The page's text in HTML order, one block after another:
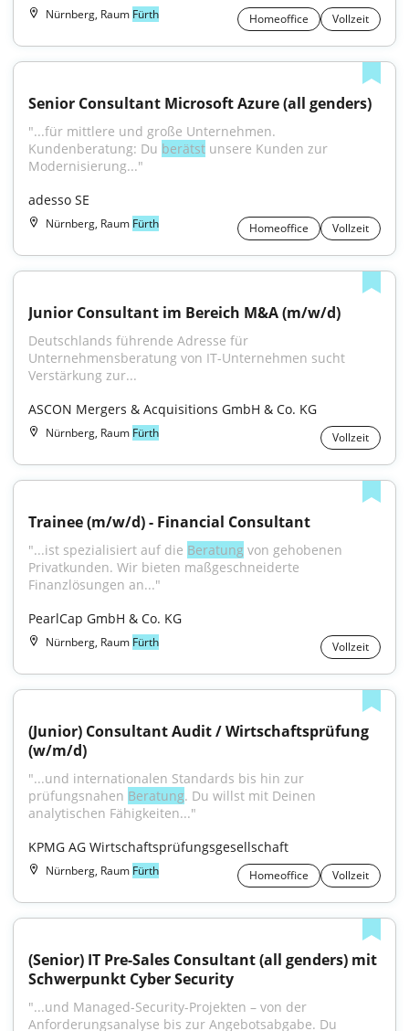
Nürnberg, Raum Fürth Homeoffice Vollzeit
Senior Consultant Microsoft Azure (all genders)
"...für mittlere und große Unternehmen.
Kundenberatung: Du berätst unsere Kunden zur
Modernisierung..."
adesso SE
Nürnberg, Raum Fürth Homeoffice Vollzeit
Junior Consultant im Bereich M&A (m/w/d)
Deutschlands führende Adresse für
Unternehmensberatung von IT-Unternehmen sucht
Verstärkung zur...
ASCON Mergers & Acquisitions GmbH & Co. KG
Nürnberg, Raum Fürth Vollzeit
Trainee (m/w/d) - Financial Consultant
"...ist spezialisiert auf die Beratung von gehobenen
Privatkunden. Wir bieten maßgeschneiderte
Finanzlösungen an..."
PearlCap GmbH & Co. KG
Nürnberg, Raum Fürth Vollzeit
(Junior) Consultant Audit / Wirtschaftsprüfung
(w/m/d)
"...und internationalen Standards bis hin zur
prüfungsnahen Beratung. Du willst mit Deinen
analytischen Fähigkeiten..."
KPMG AG Wirtschaftsprüfungsgesellschaft
Nürnberg, Raum Fürth Homeoffice Vollzeit
(Senior) IT Pre-Sales Consultant (all genders) mit
Schwerpunkt Cyber Security
"...und Managed-Security-Projekten – von der